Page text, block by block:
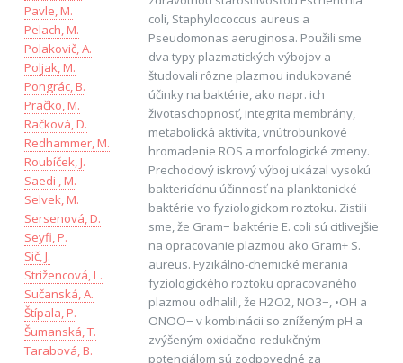
Pavle, M.
Pelach, M.
Polakovič, A.
Poljak, M.
Pongrác, B.
Pračko, M.
Račková, D.
Redhammer, M.
Roubíček, J.
Saedi , M.
Selvek, M.
Sersenová, D.
Seyfi, P.
Sič, J.
Strižencová, L.
Sučanská, A.
Štípala, P.
Šumanská, T.
Tarabová, B.
coli, Staphylococcus aureus a
Pseudomonas aeruginosa. Použili sme
dva typy plazmatických výbojov a
študovali rôzne plazmou indukované
účinky na baktérie, ako napr. ich
životaschopnosť, integrita membrány,
metabolická aktivita, vnútrobunkové
hromadenie ROS a morfologické zmeny.
Prechodový iskrový výboj ukázal vysokú
baktericídnu účinnosť na planktonické
baktérie vo fyziologickom roztoku. Zistili
sme, že Gram− baktérie E. coli sú citlivejšie
na opracovanie plazmou ako Gram+ S.
aureus. Fyzikálno-chemické merania
fyziologického roztoku opracovaného
plazmou odhalili, že H2O2, NO3−, •OH a
ONOO− v kombinácii so zníženým pH a
zvýšeným oxidačno-redukčným
potenciálom sú zodpovedné za